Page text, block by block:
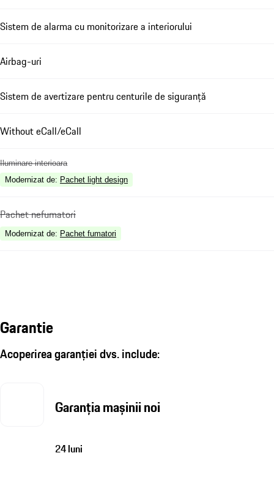
Sistem de alarma cu monitorizare a interiorului
Airbag-uri
Sistem de avertizare pentru centurile de siguranță
Without eCall/eCall
Iluminare interioara
Modernizat de: Pachet light design
Pachet nefumatori
Modernizat de: Pachet fumatori
Garantie
Acoperirea garanției dvs. include:
Garanția mașinii noi
24 luni